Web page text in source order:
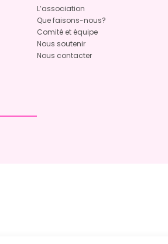
L’association
Que faisons-nous?
Comité et équipe
Nous soutenir
Nous contacter